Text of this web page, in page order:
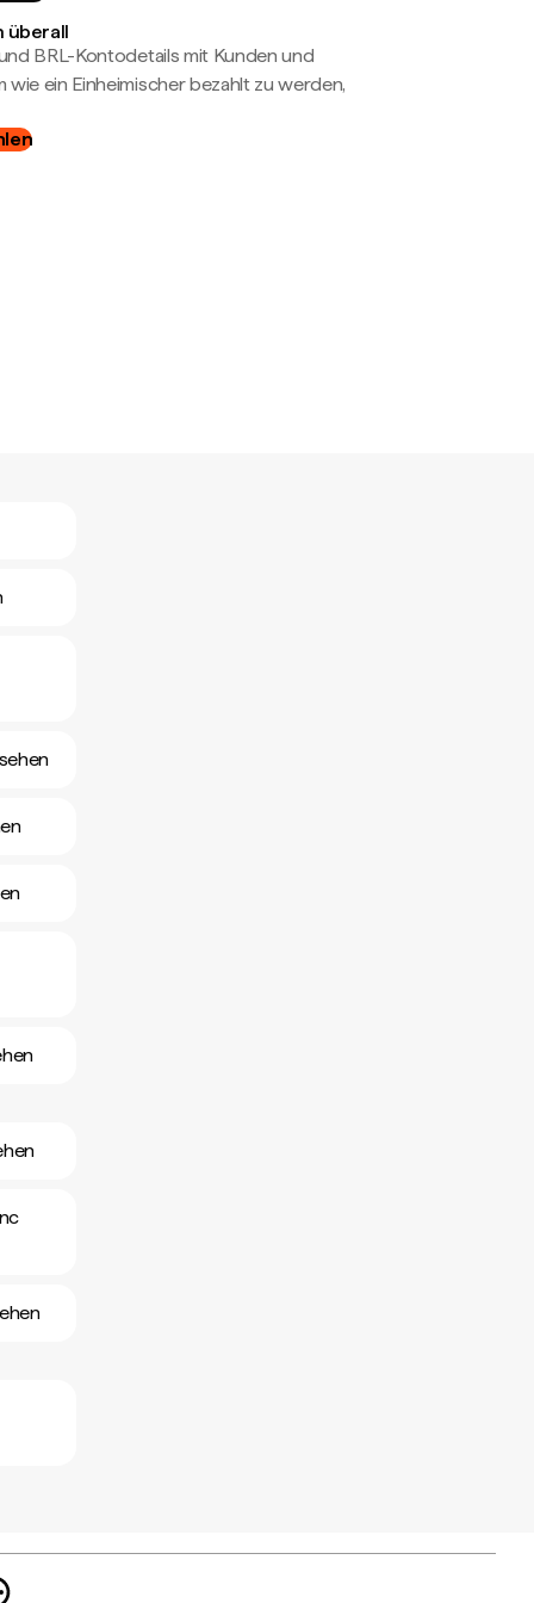
überall
und BRL-Kontodetails mit Kunden und
wie ein Einheimischer bezahlt zu werden,